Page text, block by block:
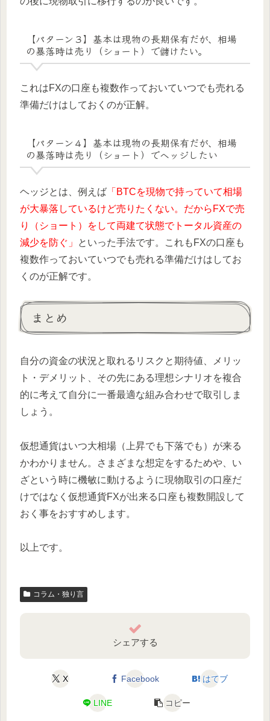
【パターン３】基本は現物の長期保有だが、相場
の暴落時は売り（ショート）で儲けたい。
これはFXの口座も複数作っておいていつでも売れる
準備だけはしておくのが正解。
【パターン４】基本は現物の長期保有だが、相場
の暴落時は売り（ショート）でヘッジしたい
ヘッジとは、例えば 「BTCを現物で持っていて相場
が大暴落しているけど売りたくない。だからFXで売
り（ショート）をして両建て状態でトータル資産の
減少を防ぐ」
といった手法です。これもFXの口座も
複数作っておいていつでも売れる準備だけはしてお
くのが正解です。
まとめ
自分の資金の状況と取れるリスクと期待値、メリッ
ト・デメリット、その先にある理想シナリオを複合
的に考えて自分に一番最適な組み合わせで取引しま
しょう。
仮想通貨はいつ大相場（上昇でも下落でも）が来る
かわかりません。さまざまな想定をするためや、い
ざという時に機敏に動けるように現物取引の口座だ
けではなく仮想通貨FXが出来る口座も複数開設して
おく事をおすすめします。
以上です。
コラム・独り言
シェアする
X Facebook はてブ
LINE コピー